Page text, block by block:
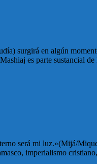
surgirá en algún
es parte sustancial
será mi luz.»(Mijá/
imperialismo